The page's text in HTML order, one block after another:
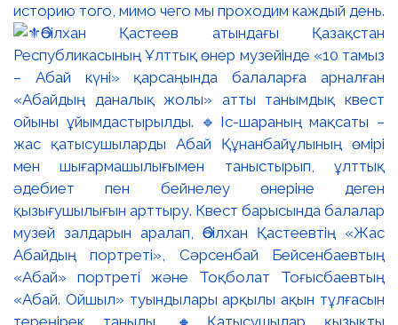
историю того, мимо чего мы проходим каждый день.